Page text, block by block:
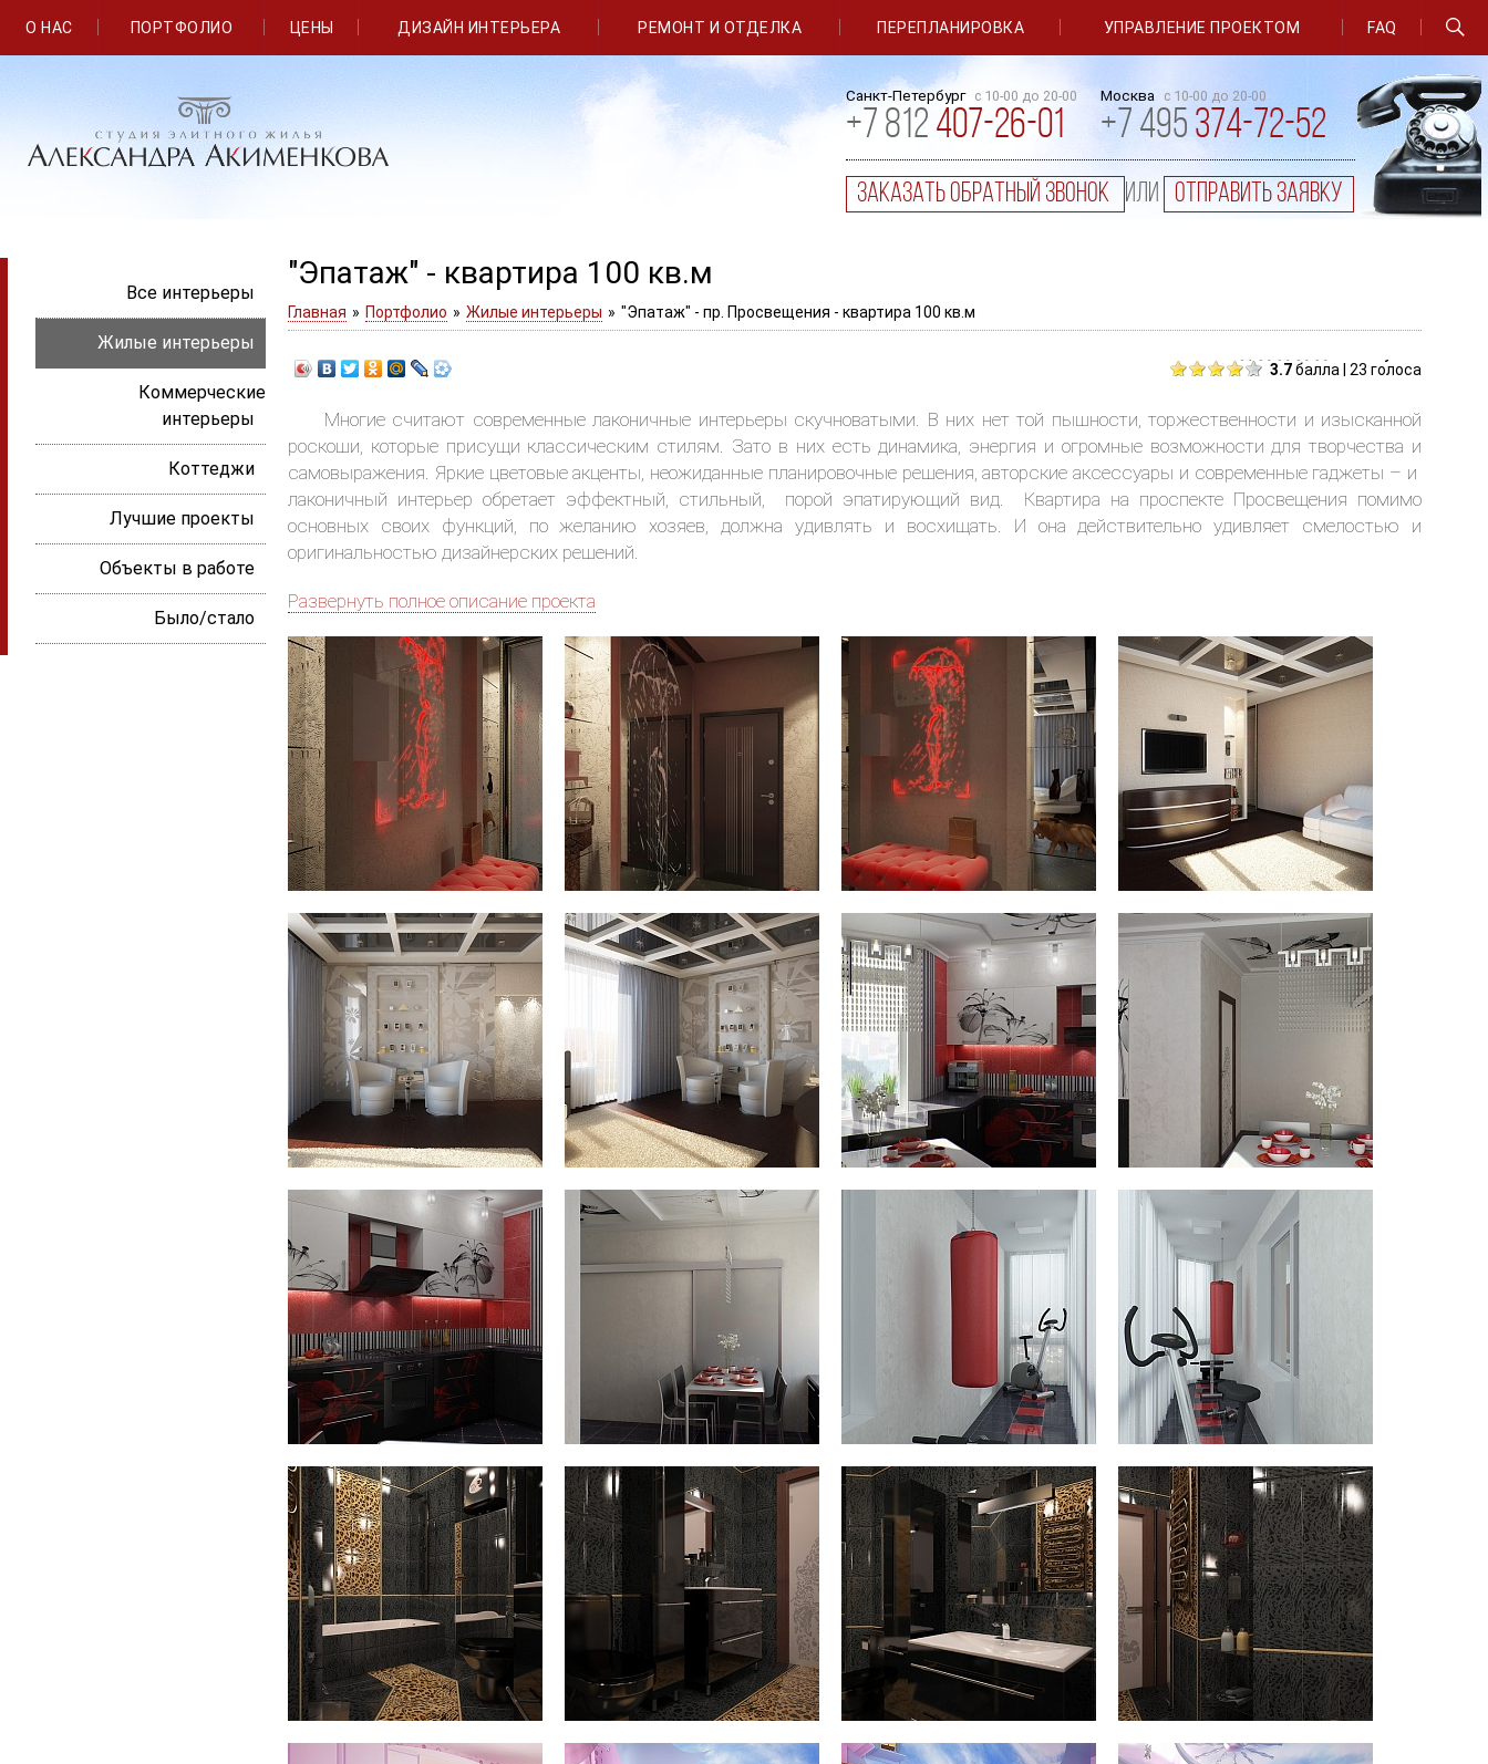
О НАС ПОРТФОЛИО ЦЕНЫ ДИЗАЙН ИНТЕРЬЕРА РЕМОНТ И ОТДЕЛКА ПЕРЕПЛАНИРОВКА УПРАВЛЕНИЕ ПРОЕКТОМ FAQ
Санкт-Петербург с 10-00 до 20-00
+7 812 407-26-01
Москва с 10-00 до 20-00
+7 495 374-72-52
заказать обратный звонок или отправить заявку
Все интерьеры
Жилые интерьеры
Коммерческие
интерьеры
Коттеджи
Лучшие проекты
Объекты в работе
Было/стало
"Эпатаж" - квартира 100 кв.м
Главная » Портфолио » Жилые интерьеры » "Эпатаж" - пр. Просвещения - квартира 100 кв.м
3.7балла | 23 голоса
Многие считают современные лаконичные интерьеры скучноватыми. В них нет той пышности, торжественности и изысканной
роскоши, которые присущи классическим стилям. Зато в них есть динамика, энергия и огромные возможности для творчества и
самовыражения. Яркие цветовые акценты, неожиданные планировочные решения, авторские аксессуары и современные гаджеты – и
лаконичный интерьер обретает эффектный, стильный, порой эпатирующий вид. Квартира на проспекте Просвещения помимо
основных своих функций, по желанию хозяев, должна удивлять и восхищать. И она действительно удивляет смелостью и
оригинальностью дизайнерских решений.
Развернуть полное описание проекта